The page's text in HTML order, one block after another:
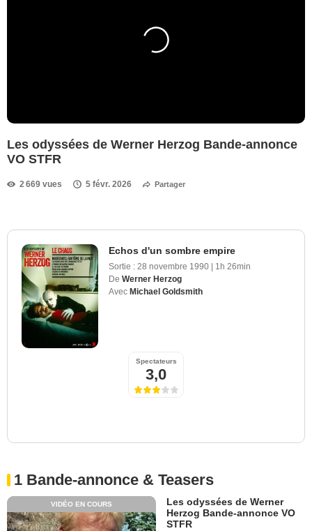
Les odyssées de Werner Herzog Bande-annonce
VO STFR
2 669 vues 5 févr. 2026 Partager
Echos d'un sombre empire
Sortie : 28 novembre 1990 | 1h 26min
De Werner Herzog
Avec Michael Goldsmith
Spectateurs
3,0
1 Bande-annonce & Teasers
VIDÉO EN COURS
Les odyssées de Werner
Herzog Bande-annonce VO
STFR